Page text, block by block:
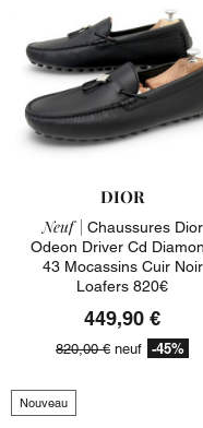
DIOR
Neuf | Chaussures Dior
Odeon Driver Cd
43 Mocassins Cuir Noir
Loafers 820€
449,90 €
820,00 € neuf -45%
Nouveau